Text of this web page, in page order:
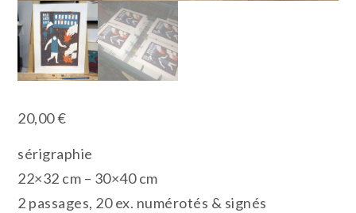
20,00€
sérigraphie
22×32 cm – 30×40 cm
2 passages, 20 ex. numérotés & signés